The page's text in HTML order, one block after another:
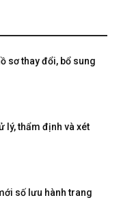
sơ thay đổi, bổ sung
lý, thẩm định và xét
số lưu hành trang